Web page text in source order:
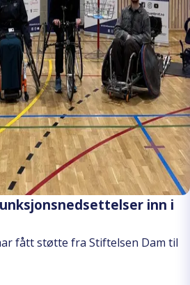
inn i
fått støtte fra Stiftelsen Dam til